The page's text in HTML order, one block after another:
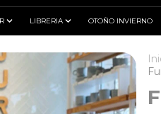
LIBRERIA OTOÑO INVIERNO